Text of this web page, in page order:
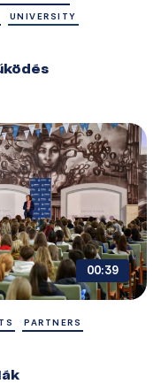
UNIVERSITY
00:39
PARTNERS